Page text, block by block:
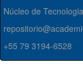
Núcleo de
+55 79 3194-6528